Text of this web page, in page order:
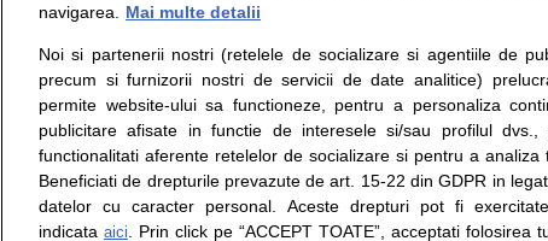
Despre noi
Despre noi
Contact
Intrebari frecvente
Consultanti
medicali
Legal
Termeni si conditii
Politica de
confidentialitate
Politica de cookie
Modifica Setarile Cookie
navigarea.
Mai multe detalii
Noi si partenerii nostri (retelele de socializare si agentiile de
precum si furnizorii nostri de servicii de date analitice)
permite website-ului sa functioneze, pentru a personaliza
publicitare afisate in functie de interesele si/sau profilul
functionalitati aferente retelelor de socializare si pentru a analiza
Beneficiati de drepturile prevazute de art. 15-22 din GDPR in
datelor cu caracter personal. Aceste drepturi pot fi
indicata aici. Prin click pe “ACCEPT TOATE”, acceptati folosirea